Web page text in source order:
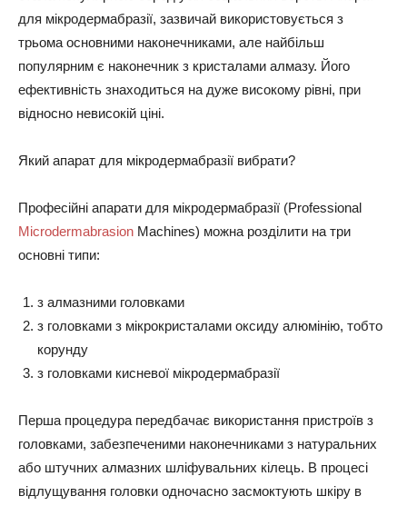
для мікродермабразії, зазвичай використовується з
трьома основними наконечниками, але найбільш
популярним є наконечник з кристалами алмазу. Його
ефективність знаходиться на дуже високому рівні, при
відносно невисокій ціні.
Який апарат для мікродермабразії вибрати?
Професійні апарати для мікродермабразії (Professional
Microdermabrasion Machines) можна розділити на три
основні типи:
з алмазними головками
з головками з мікрокристалами оксиду алюмінію, тобто
корунду
з головками кисневої мікродермабразії
Перша процедура передбачає використання пристроїв з
головками, забезпеченими наконечниками з натуральних
або штучних алмазних шліфувальних кілець. В процесі
відлущування головки одночасно засмоктують шкіру в